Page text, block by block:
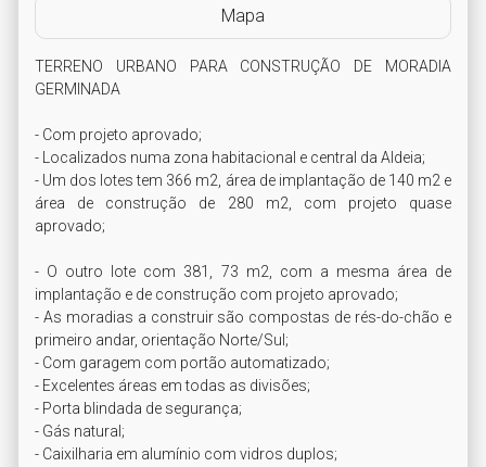
Mapa
TERRENO URBANO PARA CONSTRUÇÃO DE MORADIA
GERMINADA
- Com projeto aprovado;
- Localizados numa zona habitacional e central da Aldeia;
- Um dos lotes tem 366 m2, área de implantação de 140 m2 e
área de construção de 280 m2, com projeto quase
aprovado;
- O outro lote com 381, 73 m2, com a mesma área de
implantação e de construção com projeto aprovado;
- As moradias a construir são compostas de rés-do-chão e
primeiro andar, orientação Norte/Sul;
- Com garagem com portão automatizado;
- Excelentes áreas em todas as divisões;
- Porta blindada de segurança;
- Gás natural;
- Caixilharia em alumínio com vidros duplos;